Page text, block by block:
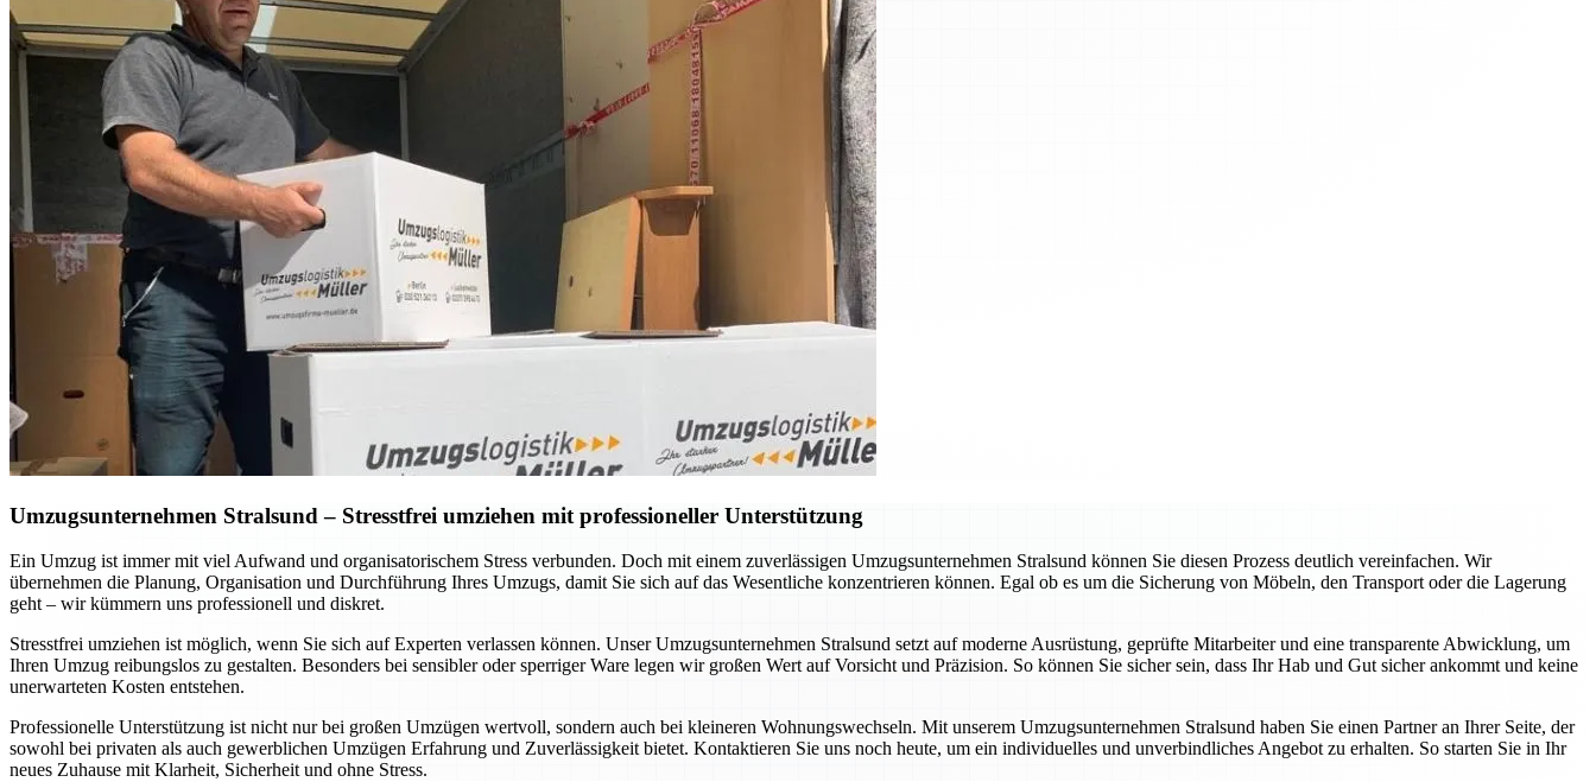
Umzugsunternehmen Stralsund – Stresstfrei umziehen mit professioneller Unterstützung
Ein Umzug ist immer mit viel Aufwand und organisatorischem Stress verbunden. Doch mit einem zuverlässigen Umzugsunternehmen Stralsund können Sie diesen Prozess deutlich vereinfachen. Wir
übernehmen die Planung, Organisation und Durchführung Ihres Umzugs, damit Sie sich auf das Wesentliche konzentrieren können. Egal ob es um die Sicherung von Möbeln, den Transport oder die Lagerung
geht – wir kümmern uns professionell und diskret.
Stresstfrei umziehen ist möglich, wenn Sie sich auf Experten verlassen können. Unser Umzugsunternehmen Stralsund setzt auf moderne Ausrüstung, geprüfte Mitarbeiter und eine transparente Abwicklung, um
Ihren Umzug reibungslos zu gestalten. Besonders bei sensibler oder sperriger Ware legen wir großen Wert auf Vorsicht und Präzision. So können Sie sicher sein, dass Ihr Hab und Gut sicher ankommt und keine
unerwarteten Kosten entstehen.
Professionelle Unterstützung ist nicht nur bei großen Umzügen wertvoll, sondern auch bei kleineren Wohnungswechseln. Mit unserem Umzugsunternehmen Stralsund haben Sie einen Partner an Ihrer Seite, der
sowohl bei privaten als auch gewerblichen Umzügen Erfahrung und Zuverlässigkeit bietet. Kontaktieren Sie uns noch heute, um ein individuelles und unverbindliches Angebot zu erhalten. So starten Sie in Ihr
neues Zuhause mit Klarheit, Sicherheit und ohne Stress.